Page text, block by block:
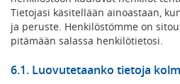
Tietojasi käsitellään ainoastaan,
ja peruste. Henkilöstömme on
pitämään salassa henkilötietosi.
6.1. Luovutetaanko tietoja